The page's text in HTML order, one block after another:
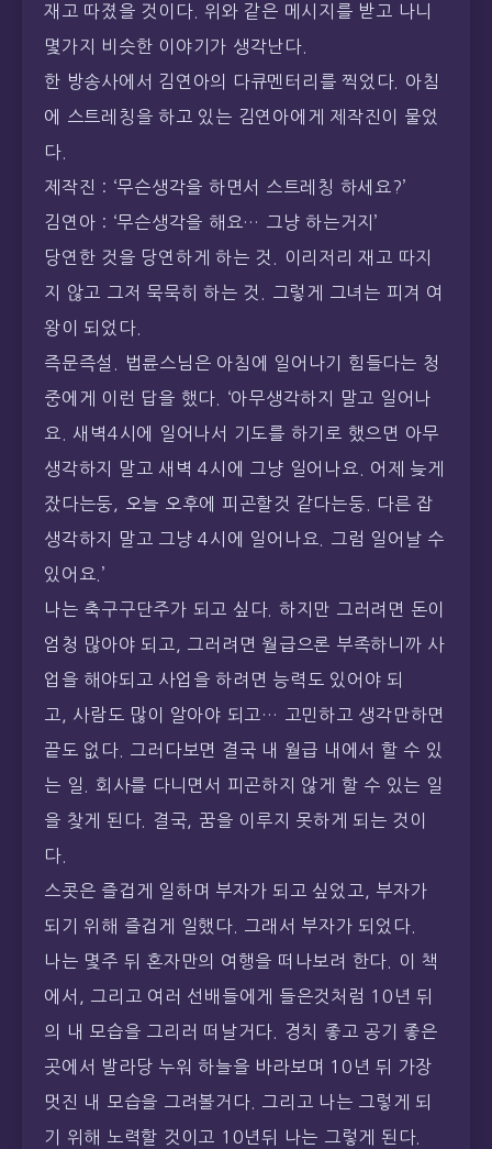
재고 따졌을 것이다. 위와 같은 메시지를 받고 나니
몇가지 비슷한 이야기가 생각난다.
한 방송사에서 김연아의 다큐멘터리를 찍었다. 아침
에 스트레칭을 하고 있는 김연아에게 제작진이 물었
다.
제작진 : ‘무슨생각을 하면서 스트레칭 하세요?’
김연아 : ‘무슨생각을 해요… 그냥 하는거지’
당연한 것을 당연하게 하는 것. 이리저리 재고 따지
지 않고 그저 묵묵히 하는 것. 그렇게 그녀는 피겨 여
왕이 되었다.
즉문즉설. 법륜스님은 아침에 일어나기 힘들다는 청
중에게 이런 답을 했다. ‘아무생각하지 말고 일어나
요. 새벽4시에 일어나서 기도를 하기로 했으면 아무
생각하지 말고 새벽 4시에 그냥 일어나요. 어제 늦게
잤다는둥, 오늘 오후에 피곤할것 같다는둥. 다른 잡
생각하지 말고 그냥 4시에 일어나요. 그럼 일어날 수
있어요.’
나는 축구구단주가 되고 싶다. 하지만 그러려면 돈이
엄청 많아야 되고, 그러려면 월급으론 부족하니까 사
업을 해야되고 사업을 하려면 능력도 있어야 되
고, 사람도 많이 알아야 되고… 고민하고 생각만하면
끝도 없다. 그러다보면 결국 내 월급 내에서 할 수 있
는 일. 회사를 다니면서 피곤하지 않게 할 수 있는 일
을 찾게 된다. 결국, 꿈을 이루지 못하게 되는 것이
다.
스콧은 즐겁게 일하며 부자가 되고 싶었고, 부자가
되기 위해 즐겁게 일했다. 그래서 부자가 되었다.
나는 몇주 뒤 혼자만의 여행을 떠나보려 한다. 이 책
에서, 그리고 여러 선배들에게 들은것처럼 10년 뒤
의 내 모습을 그리러 떠날거다. 경치 좋고 공기 좋은
곳에서 발라당 누워 하늘을 바라보며 10년 뒤 가장
멋진 내 모습을 그려볼거다. 그리고 나는 그렇게 되
기 위해 노력할 것이고 10년뒤 나는 그렇게 된다.